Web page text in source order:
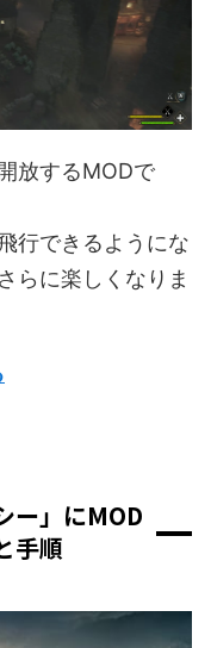
放するMODで
行できるようにな
らに楽しくなりま
ー」にMOD
手順